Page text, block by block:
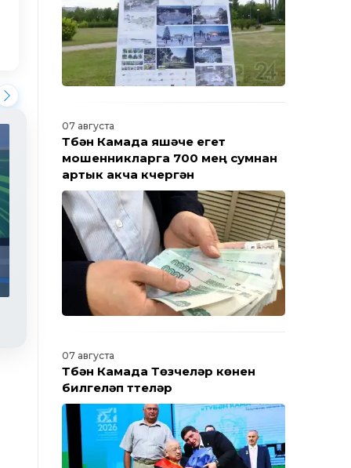
Яңалыклар. Эфир 30.07.2026
07 августа
Түбән Камада яшәүче егет
мошенникларга 700 мең сумнан
артык акча күчергән
07 августа
Түбән Камада Төзүчеләр көнен
билгеләп үттеләр